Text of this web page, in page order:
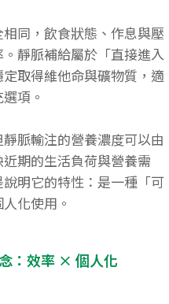
同，飲食狀態、作息與壓
靜脈補給屬於「直接進入
取得維他命與礦物質，適
項。
脈輸注的營養濃度可以由
期的生活負荷與營養需
明它的特性：是一種「可
化使用。
：效率 × 個人化